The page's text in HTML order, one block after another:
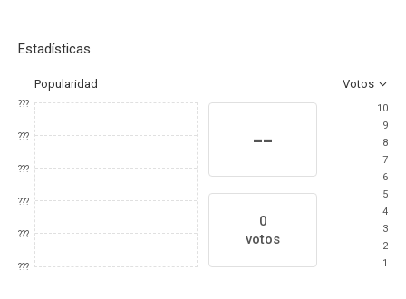
Estadísticas
Popularidad Votos
???
???
???
???
???
???
--
0
votos
10
9
8
7
6
5
4
3
2
1